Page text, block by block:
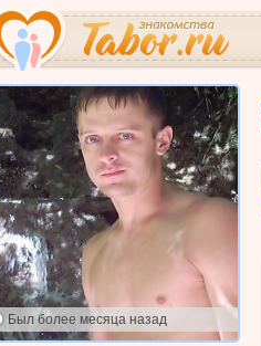
Был более месяца назад